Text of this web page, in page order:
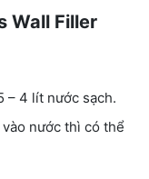
Wall Filler
– 4 lít nước sạch.
nước thì có thể